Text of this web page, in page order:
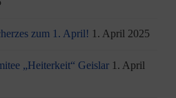
zum 1. April! 1. April 2025
„Heiterkeit“ Geislar 1. April